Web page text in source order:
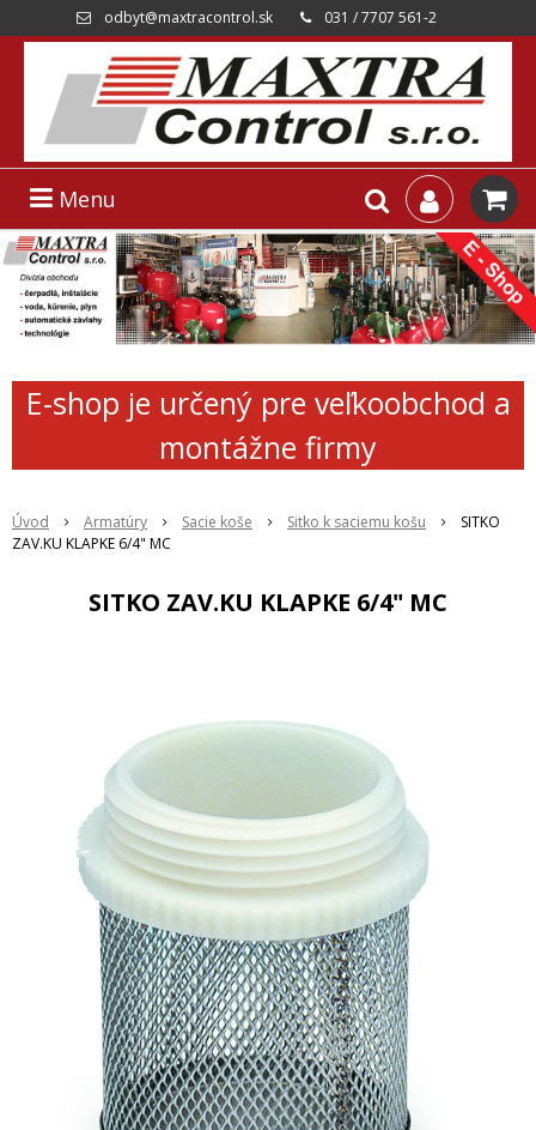
odbyt@maxtracontrol.sk 031 / 7707 561-2
Menu
E-shop je určený pre veľkoobchod a
montážne firmy
Úvod Armatúry Sacie koše Sitko k saciemu košu
SITKO
ZAV.KU KLAPKE 6/4" MC
SITKO ZAV.KU KLAPKE 6/4" MC